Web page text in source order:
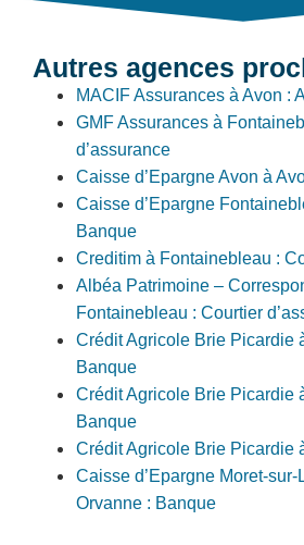
Autres agences
MACIF Assurances à Avon :
GMF Assurances à
d’assurance
Caisse d’Epargne Avon à
Caisse d’Epargne
Banque
Creditim à Fontainebleau :
Albéa Patrimoine –
Fontainebleau : Courtier
Crédit Agricole Brie Picardie
Banque
Crédit Agricole Brie Picardie
Banque
Crédit Agricole Brie Picardie
Caisse d’Epargne Moret-
Orvanne : Banque